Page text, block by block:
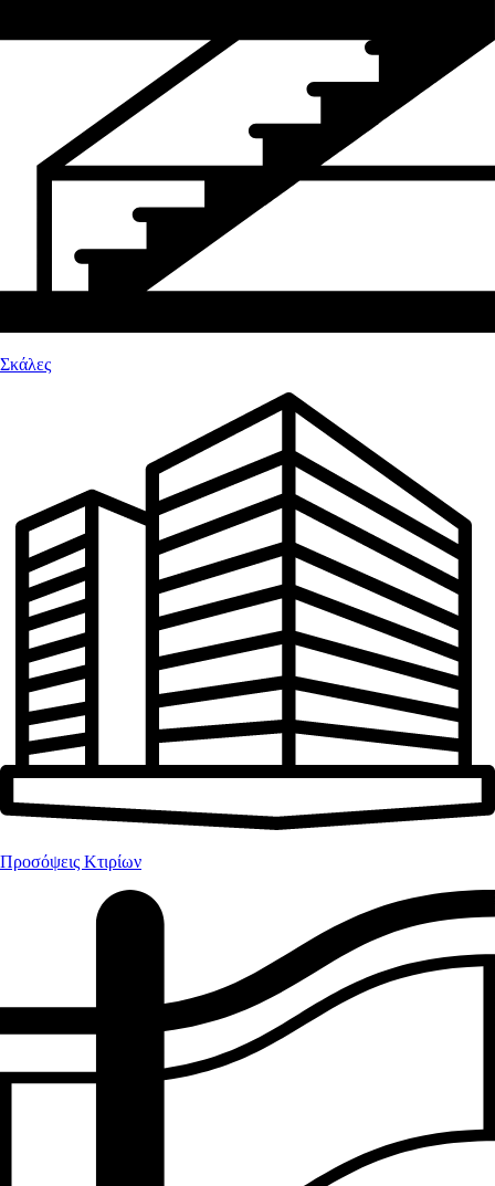
Σκάλες
Προσόψεις Κτιρίων